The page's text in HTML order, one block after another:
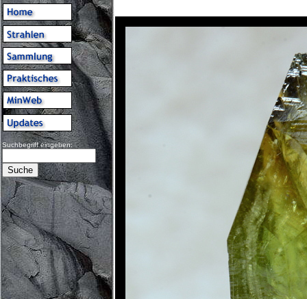
Suchbegriff eingeben: